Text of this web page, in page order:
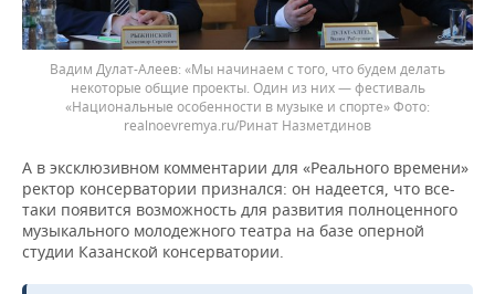
Вадим Дулат-Алеев: «Мы начинаем с того, что будем делать
некоторые общие проекты. Один из них — фестиваль
«Национальные особенности в музыке и спорте»
realnoevremya.ru/Ринат Назметдинов
А в эксклюзивном комментарии для «Реального времени»
ректор консерватории признался: он надеется, что все-
таки появится возможность для развития полноценного
музыкального молодежного театра на базе оперной
студии Казанской консерватории.